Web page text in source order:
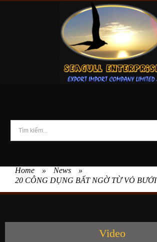
HOME
Home » News
»
20 CÔNG DỤNG BẤT NGỜ TỪ VỎ BƯỞI
Video